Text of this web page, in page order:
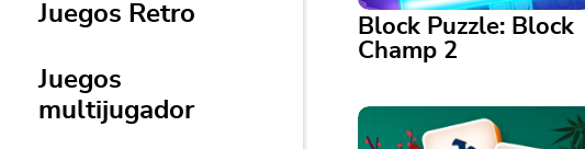
Juegos Retro
Juegos
multijugador
Block Puzzle: Block
Champ 2
Block Puzzle: Block Champ 2